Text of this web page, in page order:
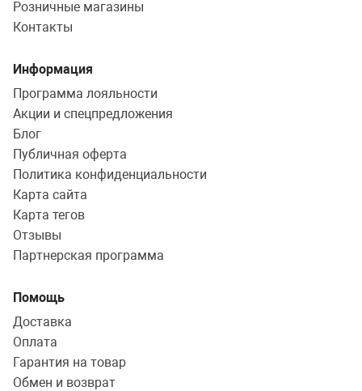
Розничные магазины
Контакты
Информация
Программа лояльности
Акции и спецпредложения
Блог
Публичная оферта
Политика конфиденциальности
Карта сайта
Карта тегов
Отзывы
Партнерская программа
Помощь
Доставка
Оплата
Гарантия на товар
Обмен и возврат